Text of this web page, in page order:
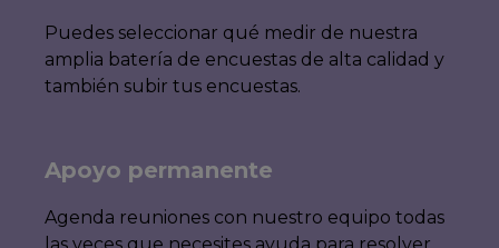
Puedes seleccionar qué medir de nuestra
amplia batería de encuestas de alta calidad y
también subir tus encuestas.
Apoyo permanente
Agenda reuniones con nuestro equipo todas